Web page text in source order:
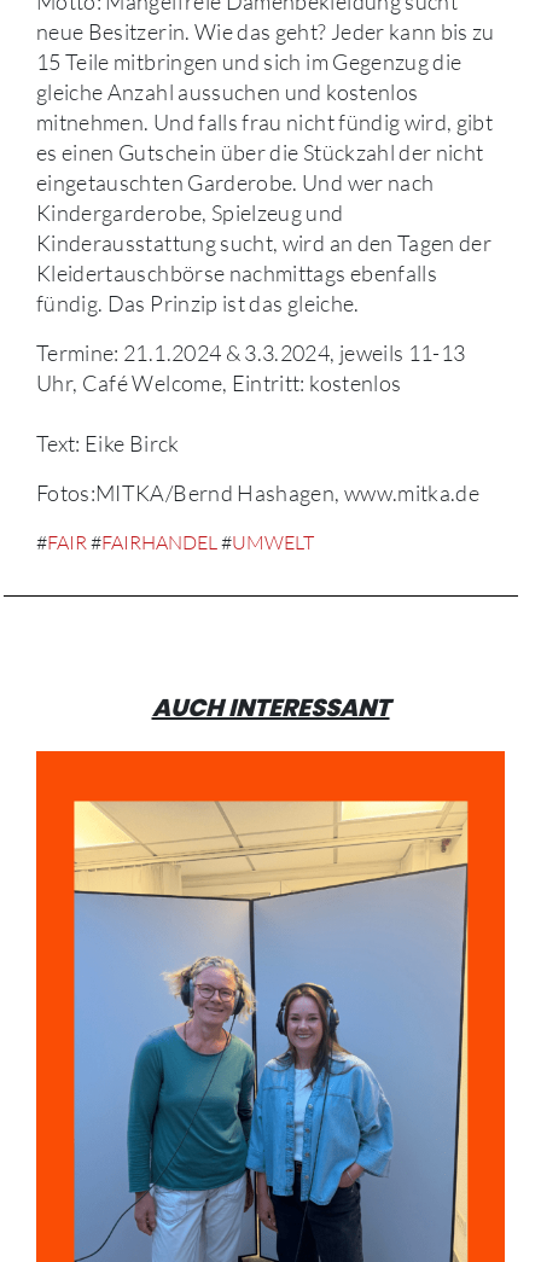
neue Besitzerin. Wie das geht? Jeder kann bis zu
15 Teile mitbringen und sich im Gegenzug die
gleiche Anzahl aussuchen und kostenlos
mitnehmen. Und falls frau nicht fündig wird, gibt
es einen Gutschein über die Stückzahl der nicht
eingetauschten Garderobe. Und wer nach
Kindergarderobe, Spielzeug und
Kinderausstattung sucht, wird an den Tagen der
Kleidertauschbörse nachmittags ebenfalls
fündig. Das Prinzip ist das gleiche.
Termine: 21.1.2024 & 3.3.2024, jeweils 11-13
Uhr, Café Welcome, Eintritt: kostenlos
Text: Eike Birck
Fotos:MITKA/Bernd Hashagen, www.mitka.de
#FAIR#FAIRHANDEL#UMWELT
AUCH INTERESSANT